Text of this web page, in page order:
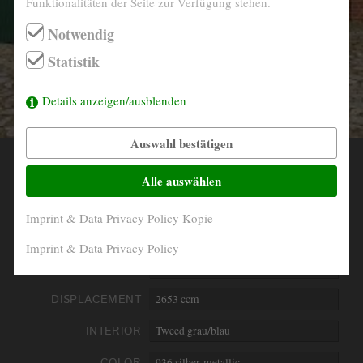
DISPLACEMENT 2653 ccm
INTERIOR Tweed grau/blau
Notwendig
Statistik
Details anzeigen/ausblenden
Auswahl bestätigen
Alle auswählen
Imprint & Data Privacy Policy Kopie
Imprint & Data Privacy Policy